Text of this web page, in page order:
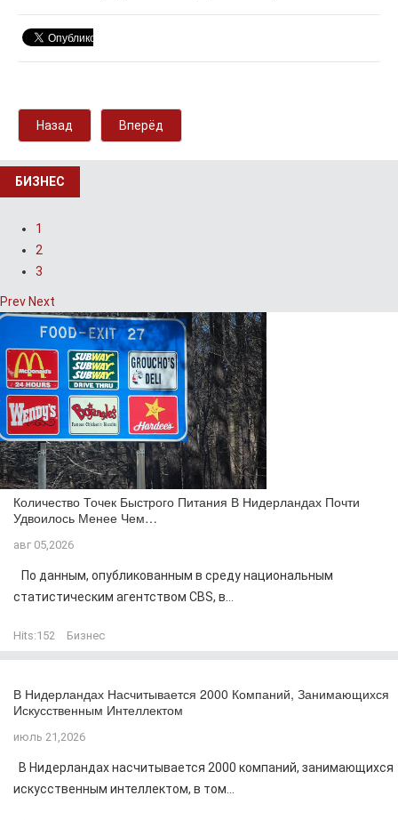
Назад Вперёд
БИЗНЕС
1
2
3
Prev Next
Количество Точек Быстрого Питания В Нидерландах Почти
Удвоилось Менее Чем…
авг 05,2026
По данным, опубликованным в среду национальным
статистическим агентством CBS, в...
Hits:152 Бизнес
В Нидерландах Насчитывается 2000 Компаний, Занимающихся
Искусственным Интеллектом
июль 21,2026
В Нидерландах насчитывается 2000 компаний, занимающихся
искусственным интеллектом, в том...